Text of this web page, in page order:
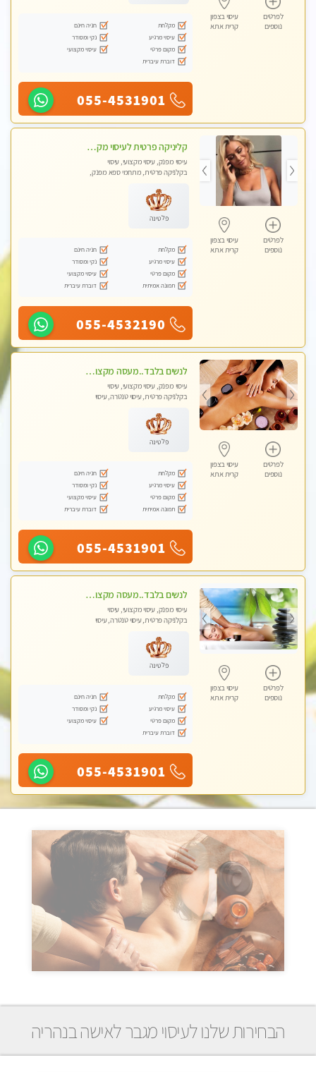
לפרטים
נוספים
עיסוי בצפון
קרית אתא
מקלחת
חניה חינם
עיסוי מרגיע
נקי ומסודר
מקום פרטי
עיסוי מקצועי
דוברת עיברית
055-4531901
לפרטים
נוספים
עיסוי בצפון
קרית אתא
קליניקה פרטית לעיסוי מקצועי ואלטרנטיבי ברמה גבוהה VIP תתקשר ..... highly recommended..new in the city
עיסוי מפנק, עיסוי מקצועי, עיסוי
בקלניקה פרטית, מתחמי ספא מפנק,
טנטרה, עיסוי מגבר לגבר, עיסוי מגבר
לאישה
פלטינה
מקלחת
חניה חינם
עיסוי מרגיע
נקי ומסודר
מקום פרטי
עיסוי מקצועי
תמונה אמיתית
דוברת עיברית
055-4532190
לפרטים
נוספים
עיסוי בצפון
קרית אתא
לנשים בלבד..מעסה מקצועי לנשים בלבד לעיסוי מרגיע ומפנק VIP-מומלץ לחלוטין! פרטי! ​​​​​​
עיסוי מפנק, עיסוי מקצועי, עיסוי
בקלניקה פרטית, עיסוי טנטרה, עיסוי
פלטינה
מקלחת
חניה חינם
עיסוי מרגיע
נקי ומסודר
מקום פרטי
עיסוי מקצועי
תמונה אמיתית
דוברת עיברית
055-4531901
לפרטים
נוספים
עיסוי בצפון
קרית אתא
לנשים בלבד..מעסה מקצועי לנשים בלבד
עיסוי מפנק, עיסוי מקצועי, עיסוי
בקלניקה פרטית, עיסוי טנטרה, עיסוי
פלטינה
מקלחת
חניה חינם
עיסוי מרגיע
נקי ומסודר
מקום פרטי
עיסוי מקצועי
דוברת עיברית
055-4531901
הבחירות שלנו לעיסוי מגבר לאישה בנהריה